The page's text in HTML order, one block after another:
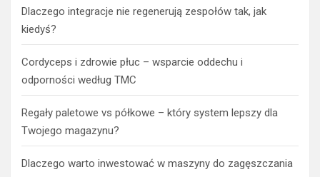
Dlaczego integracje nie regenerują zespołów tak, jak
kiedyś?
Cordyceps i zdrowie płuc – wsparcie oddechu i
odporności według TMC
Regały paletowe vs półkowe – który system lepszy dla
Twojego magazynu?
Dlaczego warto inwestować w maszyny do zagęszczania